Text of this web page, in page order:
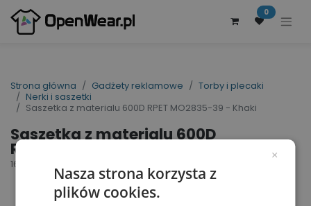
0
Strona główna Gadżety reklamowe
Torby i plecaki
Nerki i saszetki
Saszetka z materialu 600D RPET MO2835-39 - Khaki
Saszetka z materialu 600D
RPET MO2835-39 - Khaki
160631
×
Nasza strona korzysta z
plików cookies.